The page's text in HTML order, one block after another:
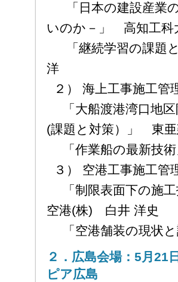
「日本の建設産業
いのか－」 高知工
「継続学習の課題
洋
２） 海上工事施工管
「大船渡港湾口地区
(課題と対策）」 東
「作業船の最新技
３） 空港工事施工管
「制限表面下の施
空港(株) 白井 洋史
「空港舗装の現状
２．広島会場：5月
ピア広島